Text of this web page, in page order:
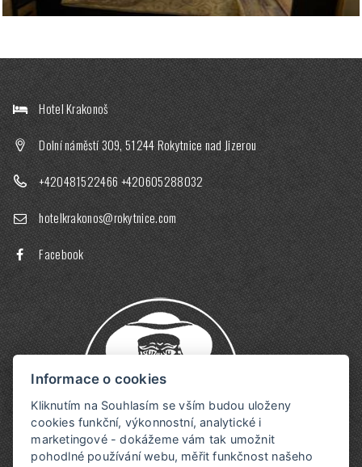
Hotel Krakonoš
Dolní náměstí 309, 51244 Rokytnice nad Jizerou
+420481522466 +420605288032
hotelkrakonos@rokytnice.com
Facebook
Informace o cookies
Kliknutím na Souhlasím se vším budou uloženy
cookies funkční, výkonnostní, analytické i
marketingové - dokážeme vám tak umožnit
pohodlné používání webu, měřit funkčnost našeho